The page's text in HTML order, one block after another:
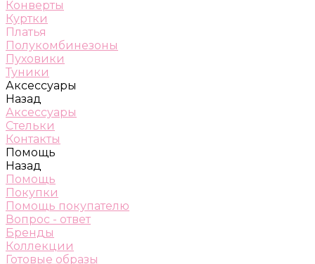
Конверты
Куртки
Платья
Полукомбинезоны
Пуховики
Туники
Аксессуары
Назад
Аксессуары
Стельки
Контакты
Помощь
Назад
Помощь
Покупки
Помощь покупателю
Вопрос - ответ
Бренды
Коллекции
Готовые образы